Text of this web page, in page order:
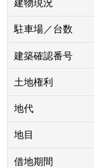
建物現況
駐車場／台数
建築確認番号
土地権利
地代
地目
借地期間